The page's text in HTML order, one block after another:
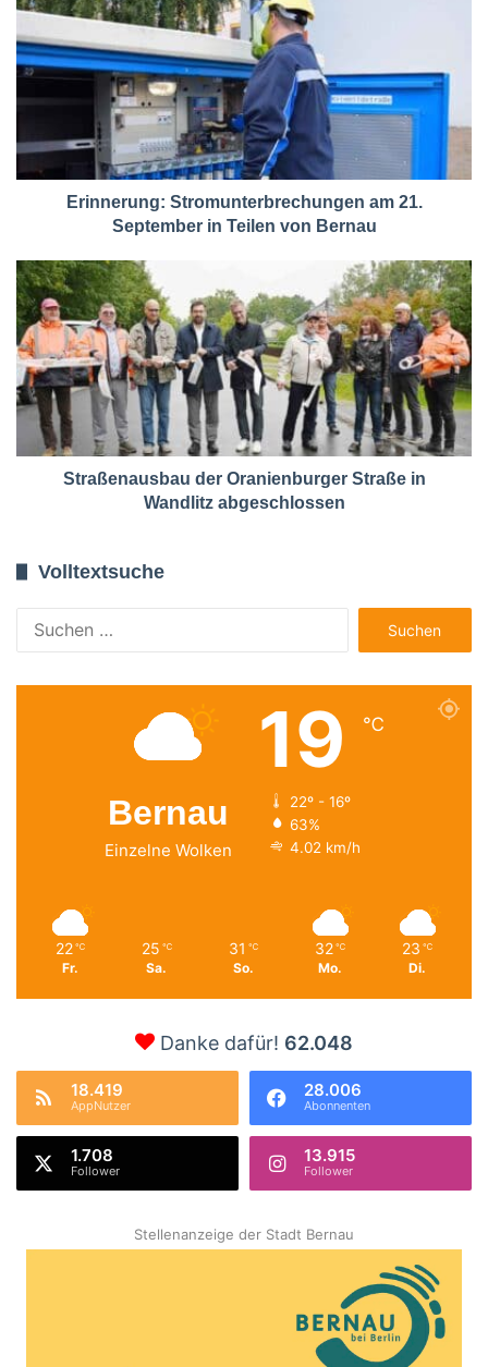
Erinnerung: Stromunterbrechungen am 21.
September in Teilen von Bernau
Straßenausbau der Oranienburger Straße in
Wandlitz abgeschlossen
Volltextsuche
nach:
Bernau
Einzelne Wolken
19 ℃
22º - 16º
63%
4.02 km/h
22 ℃
Fr.
25 ℃
Sa.
31 ℃
So.
32 ℃
Mo.
23 ℃
Di.
Danke dafür! 62.048
18.419
AppNutzer
28.006
Abonnenten
1.708
Follower
13.915
Follower
Stellenanzeige der Stadt Bernau